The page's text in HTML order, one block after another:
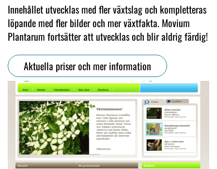
Innehållet utvecklas med fler växtslag och kompletteras
löpande med fler bilder och mer växtfakta. Movium
Plantarum fortsätter att utvecklas och blir aldrig färdig!
Aktuella priser och mer information